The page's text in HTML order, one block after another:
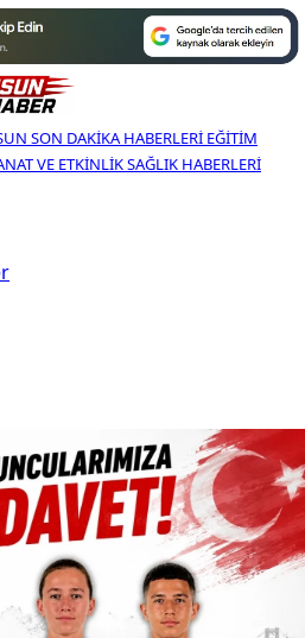
SON DAKIKA HABERLERI EĞITIM
VE ETKINLIKSAĞLIK HABERLERI